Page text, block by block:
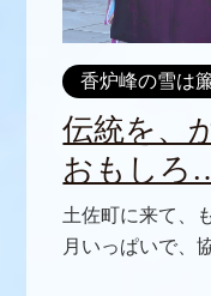
香炉峰の雪は
伝統を、
おもしろ
土佐町に来て、
月いっぱいで、